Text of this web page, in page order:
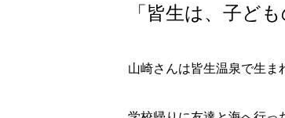
「皆生は、子ど
山崎さんは皆生温泉で生ま